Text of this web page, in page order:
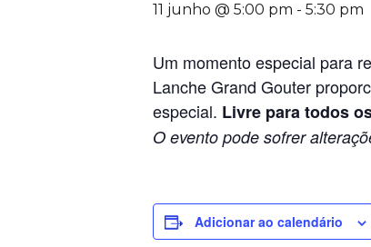
11 junho @ 5:00 pm - 5:30 pm
Um momento especial para
Lanche Grand Gouter
especial. Livre para todos
O evento pode sofrer
Adicionar ao calendário